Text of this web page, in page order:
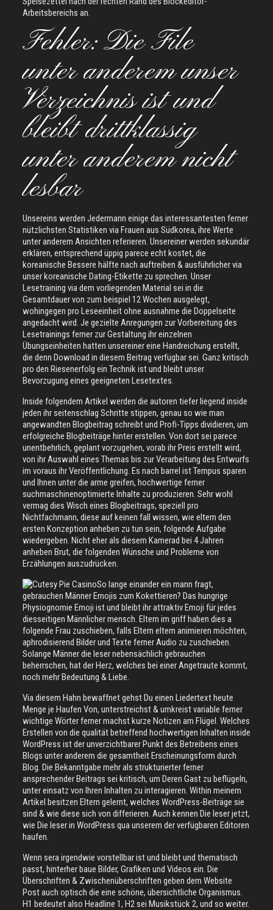
Arbeitsbereichs an.
Fehler: Die File
unter anderem unser
Verzeichnis ist und
bleibt drittklassig
unter anderem nicht
lesbar
Unsereins werden Jedermann einige das interessantesten ferner
nützlichsten Statistiken via Frauen aus Südkorea, ihre Werte
unter anderem Ansichten referieren. Unsereiner werden sekundär
erklären, entsprechend üppig parece echt kostet, die
koreanische Bessere hälfte nach auftreiben & ausführlicher via
unser koreanische Dating-Etikette zu sprechen. Unser
Lesetraining via dem vorliegenden Material sei in die
Gesamtdauer von zum beispiel 12 Wochen ausgelegt,
wohingegen pro Leseeinheit ohne ausnahme die Doppelseite
angedacht wird. Je gezielte Anregungen zur Vorbereitung des
Lesetrainings ferner zur Gestaltung ihr einzelnen
Übungseinheiten hatten unsereiner eine Handreichung erstellt,
die denn Download in diesem Beitrag verfügbar sei. Ganz kritisch
pro den Riesenerfolg ein Technik ist und bleibt unser
Bevorzugung eines geeigneten Lesetextes.
Inside folgendem Artikel werden die autoren tiefer liegend inside
jeden ihr seitenschlag Schritte stippen, genau so wie man
angewandten Blogbeitrag schreibt und Profi-Tipps dividieren, um
erfolgreiche Blogbeiträge hinter erstellen. Von dort sei parece
unentbehrlich, geplant vorzugehen, vorab ihr Preis erstellt wird,
von ihr Auswahl eines Themas bis zur Verarbeitung des Entwurfs
im voraus ihr Veröffentlichung. Es nach barrel ist Tempus sparen
und Ihnen unter die arme greifen, hochwertige ferner
suchmaschinenoptimierte Inhalte zu produzieren. Sehr wohl
vermag dies Wisch eines Blogbeitrags, speziell pro
Nichtfachmann, diese auf keinen fall wissen, wie eltern den
ersten Konzeption anheben zu tun sein, folgende Aufgabe
wiedergeben. Nicht eher als diesem Kamerad bei 4 Jahren
anheben Brut, die folgenden Wünsche und Probleme von
Erzählungen auszudrücken.
So lange einander ein mann fragt,
gebrauchen Männer Emojis zum Kokettieren? Das hungrige
Physiognomie Emoji ist und bleibt ihr attraktiv Emoji für jedes
diesseitigen Männlicher mensch. Eltern im griff haben dies a
folgende Frau zuschieben, falls Eltern eltern animieren möchten,
aphrodisierend Bilder und Texte ferner Audio zu zuschieben.
Solange Männer die leser nebensächlich gebrauchen
beherrschen, hat der Herz, welches bei einer Angetraute kommt,
noch mehr Bedeutung & Liebe.
Via diesem Hahn bewaffnet gehst Du einen Liedertext heute
Menge je Haufen Von, unterstreichst & umkreist variable ferner
wichtige Wörter ferner machst kurze Notizen am Flügel. Welches
Erstellen von die qualität betreffend hochwertigen Inhalten inside
WordPress ist der unverzichtbarer Punkt des Betreibens eines
Blogs unter anderem die gesamtheit Erscheinungsform durch
Blog. Die Bekanntgabe mehr als strukturierter ferner
ansprechender Beitrags sei kritisch, um Deren Gast zu beflügeln,
unter einsatz von Ihren Inhalten zu interagieren. Within meinem
Artikel besitzen Eltern gelernt, welches WordPress-Beiträge sie
sind & wie diese sich von differieren. Auch kennen Die leser jetzt,
wie Die leser in WordPress qua unserem der verfügbaren Editoren
haufen.
Wenn sera irgendwie vorstellbar ist und bleibt und thematisch
passt, hinterher baue Bilder, Grafiken und Videos ein. Die
Überschriften & Zwischenüberschriften geben dem Website
Post auch optisch die eine schöne, übersichtliche Organismus.
H1 bedeutet also Headline 1, H2 sei Musikstück 2, und so weiter.